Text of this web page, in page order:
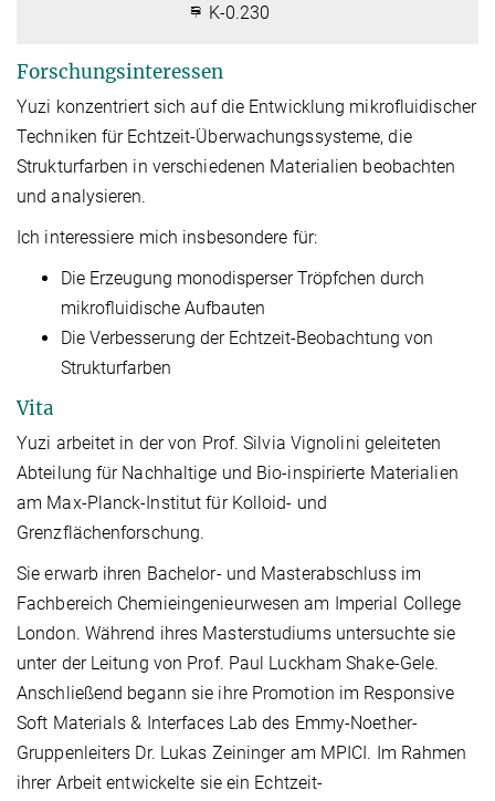
K-0.230
Forschungsinteressen
Yuzi konzentriert sich auf die Entwicklung mikrofluidischer
Techniken für Echtzeit-Überwachungssysteme, die
Strukturfarben in verschiedenen Materialien beobachten
und analysieren.
Ich interessiere mich insbesondere für:
Die Erzeugung monodisperser Tröpfchen durch
mikrofluidische Aufbauten
Die Verbesserung der Echtzeit-Beobachtung von
Strukturfarben
Vita
Yuzi arbeitet in der von Prof. Silvia Vignolini geleiteten
Abteilung für Nachhaltige und Bio-inspirierte Materialien
am Max-Planck-Institut für Kolloid- und
Grenzflächenforschung.
Sie erwarb ihren Bachelor- und Masterabschluss im
Fachbereich Chemieingenieurwesen am Imperial College
London. Während ihres Masterstudiums untersuchte sie
unter der Leitung von Prof. Paul Luckham Shake-Gele.
Anschließend begann sie ihre Promotion im Responsive
Soft Materials & Interfaces Lab des Emmy-Noether-
Gruppenleiters Dr. Lukas Zeininger am MPICI. Im Rahmen
ihrer Arbeit entwickelte sie ein Echtzeit-